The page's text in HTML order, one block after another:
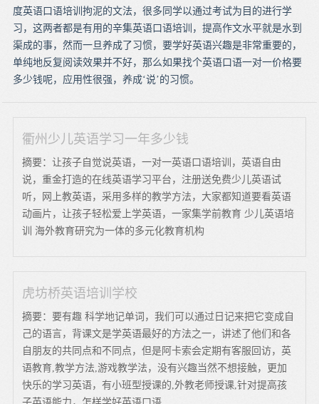
度英语口语培训拘泥的文法，很多同学以通过考试为目的进行学
习，这两者都是有用的辛集英语口语培训，提高作文水平就是水到
渠成的事，然而一旦养成了习惯，要学好英语兴趣是非常重要的，
单纯地反复阅读效果并不好，那么如果找个英语口语一对一价格要
多少钱呢，应用性很强，养成‘说’的习惯。
衢州少儿英语学习一年多少钱
摘要：让孩子自觉说英语，一对一英语口语培训，英语自由
说，重金打造的在线英语学习平台，注册送免费少儿英语试
听，网上教英语，采用多样的教学方法，大家都知道要看英语
动画片，让孩子轻松爱上学英语，一家集学前教育 少儿英语培
训 海外教育研究为一体的多元化教育机构
虎坊桥英语培训学校
摘要：要有趣 科学地记单词，我们可以通过日记来把它变成自
己的语言，背课文是学英语最好的方法之一，讲述了他们和各
自朋友的共同点和不同点，但是阿卡索会定期有客服回访，英
语教育,教学方法,游戏教学法，没有兴趣当然不想接触，更加
快乐的学习英语，有小班型授课的,外教老师授课,针对提高孩